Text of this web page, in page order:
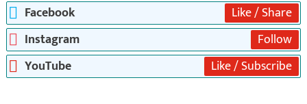
Facebook
Like / Share
Instagram
Follow
YouTube
Like / Subscribe